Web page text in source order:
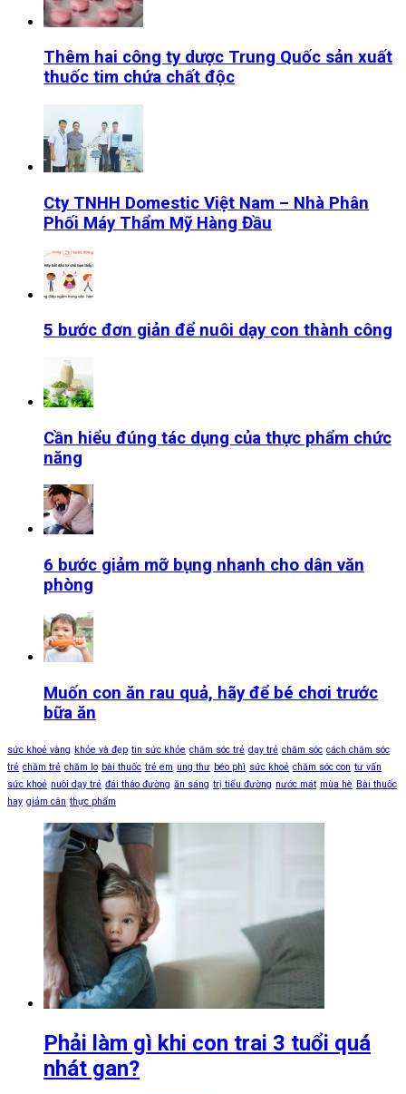
Thêm hai công ty dược Trung Quốc sản xuất
thuốc tim chứa chất độc
Cty TNHH Domestic Việt Nam – Nhà Phân
Phối Máy Thẩm Mỹ Hàng Đầu
5 bước đơn giản để nuôi dạy con thành công
Cần hiểu đúng tác dụng của thực phẩm chức
năng
6 bước giảm mỡ bụng nhanh cho dân văn
phòng
Muốn con ăn rau quả, hãy để bé chơi trước
bữa ăn
sức khoẻ vàng khỏe và đẹp tin sức khỏe chăm sóc trẻ dạy trẻ chăm sóc cách chăm sóc
trẻ chăm trẻ chăm lo bài thuốc trẻ em ung thư béo phì sức khoẻ chăm sóc con tư vấn
sức khoẻ nuôi dạy trẻ đái tháo đường ăn sáng trị tiểu đường nước mát mùa hè Bài thuốc
hay giảm cân thực phẩm
Phải làm gì khi con trai 3 tuổi quá
nhát gan?